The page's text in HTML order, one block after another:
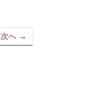
次へ →